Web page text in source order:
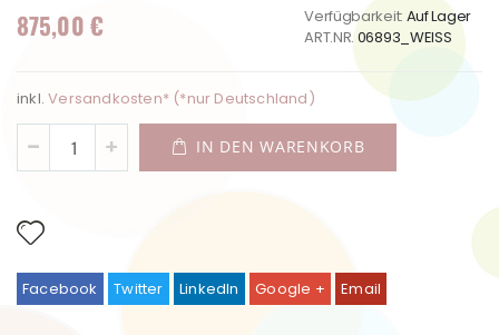
875,00 € Verfügbarkeit: Auf Lager
ART.NR. 06893_WEISS
inkl.Versandkosten* (*nur Deutschland)
IN DEN WARENKORB
Facebook Twitter LinkedIn Google + Email